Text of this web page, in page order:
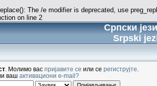
The /e modifier is deprecated, use
on line 2
Српски
Srpski
. Молимо вас пријавите се или се региструјте
ваш активациони e-mail?